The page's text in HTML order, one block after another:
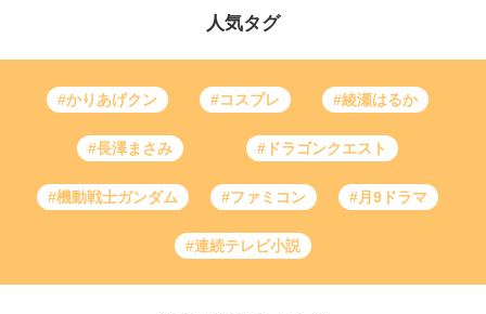
人気タグ
#かりあげクン #コスプレ #綾瀬はるか
#長澤まさみ #ドラゴンクエスト
#機動戦士ガンダム #ファミコン #月9ドラマ
#連続テレビ小説